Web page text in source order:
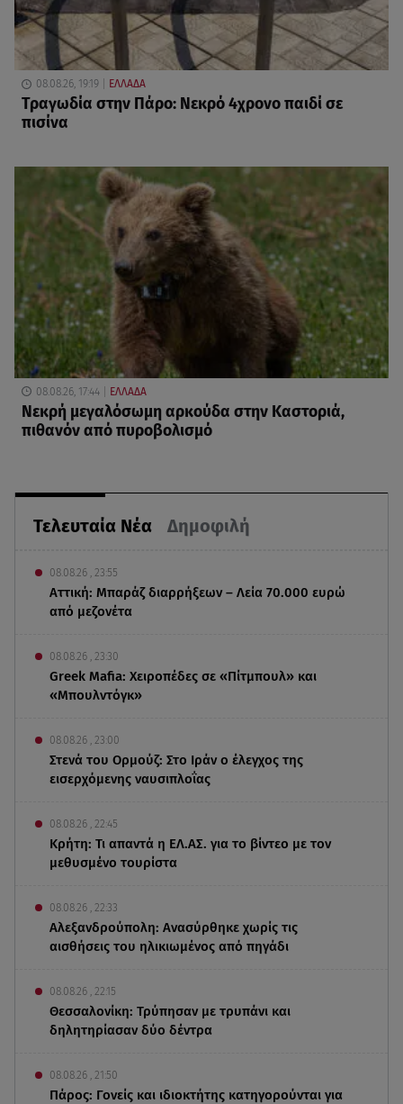
Τελευταία Νέα Δημοφιλή
08.08.26 , 23:55
Αττική: Μπαράζ διαρρήξεων – Λεία 70.000 ευρώ
από μεζονέτα
08.08.26 , 23:30
Greek Mafia: Χειροπέδες σε «Πίτμπουλ» και
«Μπουλντόγκ»
08.08.26 , 23:00
Στενά του Ορμούζ: Στο Ιράν ο έλεγχος της
εισερχόμενης ναυσιπλοΐας
08.08.26 , 22:45
Κρήτη: Τι απαντά η ΕΛ.ΑΣ. για το βίντεο με τον
μεθυσμένο τουρίστα
08.08.26 , 22:33
Αλεξανδρούπολη: Ανασύρθηκε χωρίς τις
αισθήσεις του ηλικιωμένος από πηγάδι
08.08.26 , 22:15
Θεσσαλονίκη: Τρύπησαν με τρυπάνι και
δηλητηρίασαν δύο δέντρα
08.08.26 , 21:50
Πάρος: Γονείς και ιδιοκτήτης κατηγορούνται για
08.08.26, 19:19 ΕΛΛΑΔΑ
Τραγωδία στην Πάρο: Νεκρό 4χρονο παιδί σε
πισίνα
08.08.26, 17:44 ΕΛΛΑΔΑ
Νεκρή μεγαλόσωμη αρκούδα στην Καστοριά,
πιθανόν από πυροβολισμό